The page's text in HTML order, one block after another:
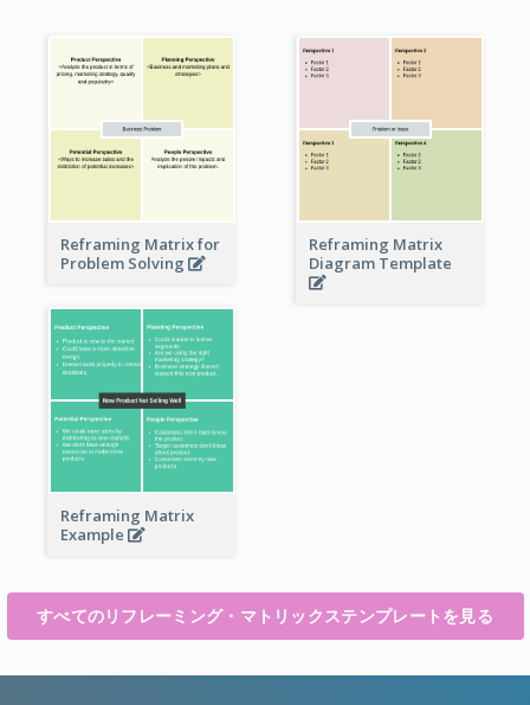
Reframing Matrix for
Problem Solving
Reframing Matrix
Diagram Template
Reframing Matrix
Example
すべてのリフレーミング・マトリックステンプレートを見る